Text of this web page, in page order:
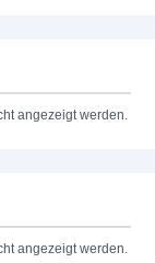
angezeigt werden.
angezeigt werden.